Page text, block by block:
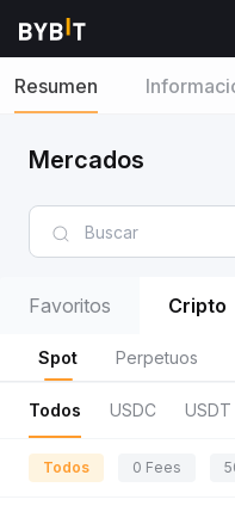
Resumen
Mercados
Favoritos Cripto
Spot Perpetuos
Todos USDC USDT
Todos 0 Fees